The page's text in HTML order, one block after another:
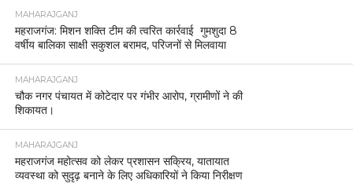
MAHARAJGANJ
महराजगंज: मिशन शक्ति टीम की त्वरित कार्रवाई गुमशुदा 8
वर्षीय बालिका साक्षी सकुशल बरामद, परिजनों से मिलवाया
MAHARAJGANJ
चौक नगर पंचायत में कोटेदार पर गंभीर आरोप, ग्रामीणों ने की
शिकायत।
MAHARAJGANJ
महराजगंज महोत्सव को लेकर प्रशासन सक्रिय, यातायात
व्यवस्था को सुदृढ़ बनाने के लिए अधिकारियों ने किया निरीक्षण